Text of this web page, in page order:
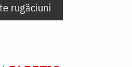
rugăciuni